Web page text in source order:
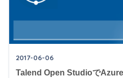
2017-06-06
Talend Open Studioで